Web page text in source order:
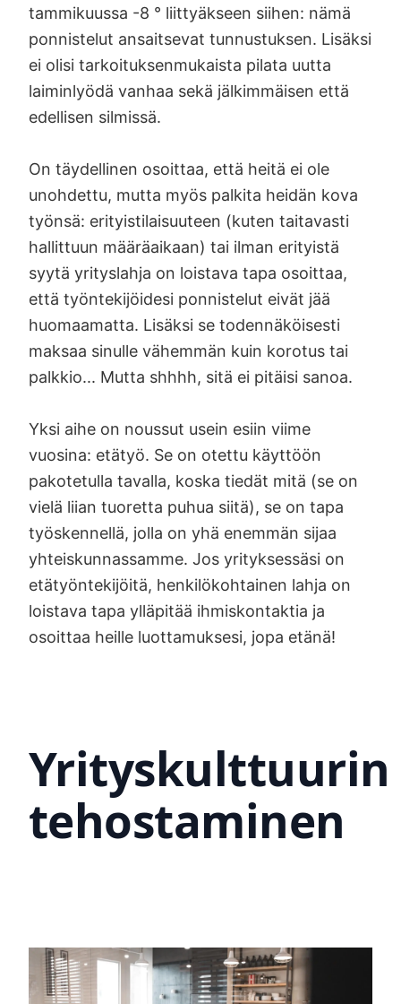
tammikuussa -8 ° liittyäkseen siihen: nämä
ponnistelut ansaitsevat tunnustuksen. Lisäksi
ei olisi tarkoituksenmukaista pilata uutta
laiminlyödä vanhaa sekä jälkimmäisen että
edellisen silmissä.
On täydellinen osoittaa, että heitä ei ole
unohdettu, mutta myös palkita heidän kova
työnsä: erityistilaisuuteen (kuten taitavasti
hallittuun määräaikaan) tai ilman erityistä
syytä yrityslahja on loistava tapa osoittaa,
että työntekijöidesi ponnistelut eivät jää
huomaamatta. Lisäksi se todennäköisesti
maksaa sinulle vähemmän kuin korotus tai
palkkio... Mutta shhhh, sitä ei pitäisi sanoa.
Yksi aihe on noussut usein esiin viime
vuosina: etätyö. Se on otettu käyttöön
pakotetulla tavalla, koska tiedät mitä (se on
vielä liian tuoretta puhua siitä), se on tapa
työskennellä, jolla on yhä enemmän sijaa
yhteiskunnassamme. Jos yrityksessäsi on
etätyöntekijöitä, henkilökohtainen lahja on
loistava tapa ylläpitää ihmiskontaktia ja
osoittaa heille luottamuksesi, jopa etänä!
Yrityskulttuurin
tehostaminen